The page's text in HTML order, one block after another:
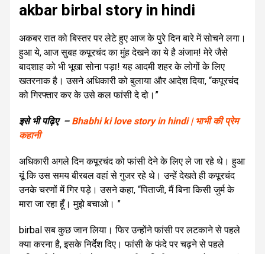
akbar birbal story in hindi
अकबर रात को बिस्तर पर लेटे हुए आज के पुरे दिन बारे में सोचने लगा।
हुआ ये, आज सुबह कपूरचंद का मुंह देखने का ये है अंजाम! मेरे जैसे
बादशाह को भी भूखा सोना पड़ा! यह आदमी शहर के लोगों के लिए
खतरनाक है। उसने अधिकारी को बुलाया और आदेश दिया, “कपूरचंद
को गिरफ्तार कर के उसे कल फांसी दे दो।”
इसे भी पढ़िए – Bhabhi ki love story in hindi | भाभी की प्रेम
कहानी
अधिकारी अगले दिन कपूरचंद को फांसी देने के लिए ले जा रहे थे। हुआ
यूं कि उस समय बीरबल वहां से गुजर रहे थे। उन्हें देखते ही कपूरचंद
उनके चरणों में गिर पड़े। उसने कहा, “पिताजी, मैं बिना किसी जुर्म के
मारा जा रहा हूँ। मुझे बचाओ। ”
birbal सब कुछ जान लिया। फिर उन्होंने फांसी पर लटकाने से पहले
क्या करना है, इसके निर्देश दिए। फांसी के फंदे पर चढ़ने से पहले